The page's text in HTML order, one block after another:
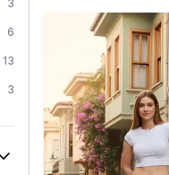
4
3
6
13
3